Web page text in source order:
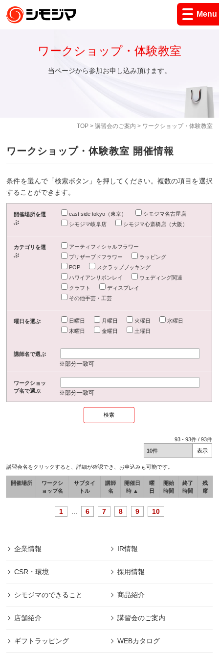
Menu
TOP> 講習会のご案内 > ワークショップ・体験教室
ワークショップ・体験教室
当ページから参加お申し込み頂けます。
ワークショップ・体験教室 開催情報
条件を選んで「検索ボタン」を押してください。複数の項目を選択
することができます。
開催場所を選
ぶ
east side tokyo（東京）
シモジマ名古屋店
シモジマ岐阜店
シモジマ心斎橋店（大阪）
カテゴリを選
ぶ
アーティフィシャルフラワー
プリザーブドフラワー
ラッピング
POP
スクラップブッキング
ハワイアンリボンレイ
ウェディング関連
クラフト
ディスプレイ
その他手芸・工芸
曜日を選ぶ 日曜日 月曜日 火曜日
水曜日
木曜日
金曜日 土曜日
講師名で選ぶ
※部分一致可
ワークショッ
プ名で選ぶ
※部分一致可
93 -93件 /93件
講習会名をクリックすると、詳細が確認でき、お申込みも可能です。
開催場所
ワークシ
ョップ名
サブタイ
トル
講師
名
開催日
時 ▲
曜
日
開始
時間
終了
時間
残
席
1 6 7 8 9 10
企業情報 IR情報
CSR・環境 採用情報
シモジマのできること 商品紹介
店舗紹介 講習会のご案内
ギフトラッピング WEBカタログ